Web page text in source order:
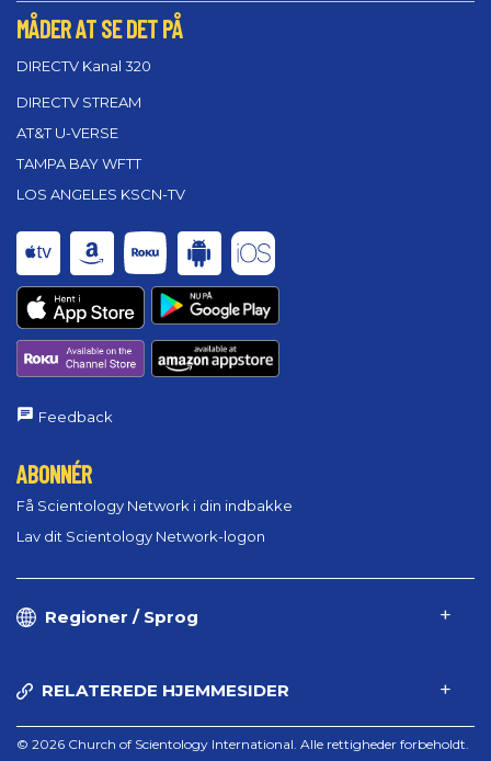
MÅDER AT SE DET PÅ
DIRECTV Kanal 320
DIRECTV STREAM
AT&T U-VERSE
TAMPA BAY WFTT
LOS ANGELES KSCN-TV
Feedback
ABONNÉR
Få Scientology Network i din indbakke
Lav dit Scientology Network-logon
Regioner / Sprog
RELATEREDE HJEMMESIDER
© 2026 Church of Scientology International. Alle rettigheder forbeholdt.